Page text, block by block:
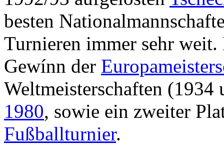
besten
Turnieren immer sehr
Gewínn der
Weltmeisterschaften
1980, sowie ein zweiter
Fußballturnier.